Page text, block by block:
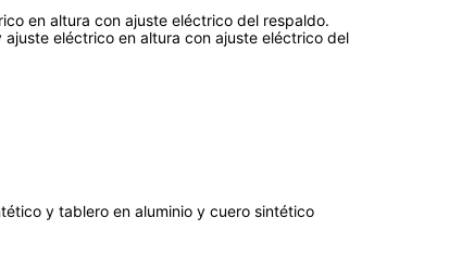
en altura con ajuste eléctrico del respaldo.
eléctrico en altura con ajuste eléctrico del
y tablero en aluminio y cuero sintético